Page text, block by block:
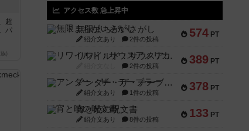
超
パ
)
アクセス数 急上昇中
574 PT
無限まちがいさがし
紹介文あり 2件の投稿
389 PT
リワイルド：サウスアメリカ
2件の投稿
378 PT
アンダー・ザ・テーブラー
紹介文あり 1件の投稿
133 PT
宵と暁の呪文書
紹介文あり 8件の投稿